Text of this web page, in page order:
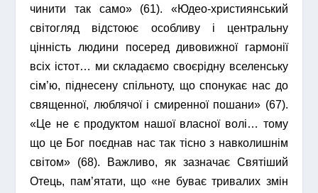
чинити так само» (61). «Юдео-християнський
світогляд відстоює особливу і центральну
цінність людини посеред дивовижної гармонії
всіх істот… ми складаємо своєрідну вселенську
сім’ю, піднесену спільноту, що спонукає нас до
священної, люблячої і смиренної пошани» (67).
«Це не є продуктом нашої власної волі… тому
що це Бог поєднав нас так тісно з навколишнім
світом» (68). Важливо, як зазначає Святіший
Отець, пам’ятати, що «не буває тривалих змін